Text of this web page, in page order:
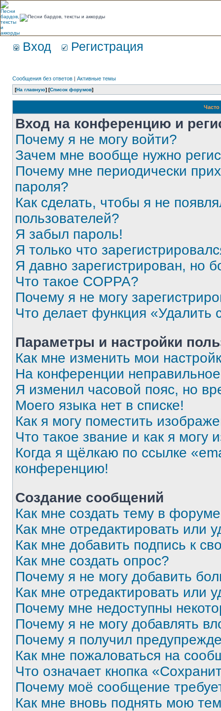
Вход Регистрация
Сообщения без ответов | Активные темы
[На главную] [Список форумов]
Вход на конференцию и
Почему я не могу войти?
Зачем мне вообще нужно
Почему мне периодически
пароля?
Как сделать, чтобы я не
пользователей?
Я забыл пароль!
Я только что
Я давно зарегистрирован, но
Что такое COPPA?
Почему я не могу
Что делает функция «Удалить
Параметры и настройки
Как мне изменить мои
На конференции
Я изменил часовой пояс, но
Моего языка нет в списке!
Как я могу поместить
Что такое звание и как я могу
Когда я щёлкаю по ссылке
конференцию!
Создание сообщений
Как мне создать тему в
Как мне отредактировать или
Как мне добавить подпись к
Как мне создать опрос?
Почему я не могу добавить
Как мне отредактировать или
Почему мне недоступны
Почему я не могу добавлять
Почему я получил
Как мне пожаловаться на
Что означает кнопка
Почему моё сообщение
Как мне вновь поднять мою